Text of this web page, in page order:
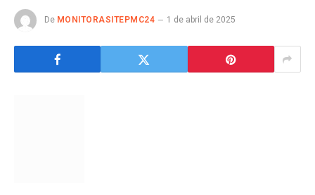
De MONITORASITEPMC24 1 de abril de 2025